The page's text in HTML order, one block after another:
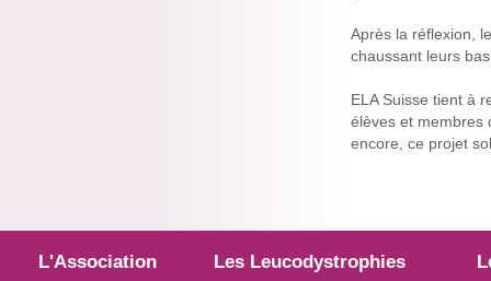
Après la réflexion,
chaussant leurs
ELA Suisse tient à
élèves et membres
encore, ce projet
L'Association Les Leucodystrophies